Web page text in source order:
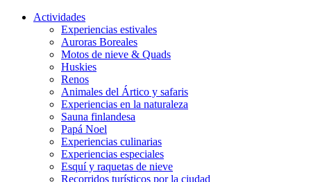
Actividades
Experiencias estivales
Auroras Boreales
Motos de nieve & Quads
Huskies
Renos
Animales del Ártico y safaris
Experiencias en la naturaleza
Sauna finlandesa
Papá Noel
Experiencias culinarias
Experiencias especiales
Esquí y raquetas de nieve
Recorridos turísticos por la ciudad